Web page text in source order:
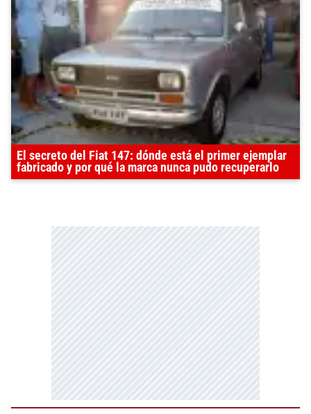
El secreto del Fiat 147: dónde está el primer ejemplar
fabricado y por qué la marca nunca pudo recuperarlo